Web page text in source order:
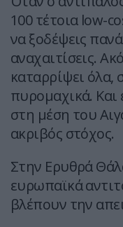
100 τέτοια low-
να ξοδέψεις
αναχαιτίσεις.
καταρρίψει όλα,
πυρομαχικά.
στη μέση του
ακριβός στόχος.
Στην Ερυθρά
ευρωπαϊκά
βλέπουν την